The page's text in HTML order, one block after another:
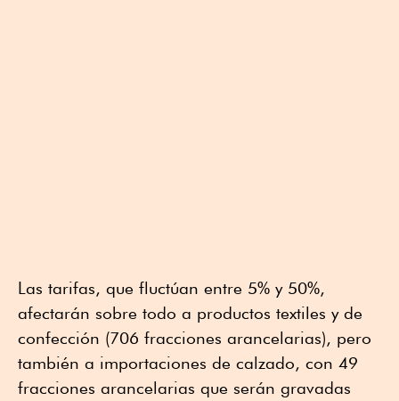
Las tarifas, que fluctúan entre 5% y 50%,
afectarán sobre todo a productos textiles y de
confección (706 fracciones arancelarias), pero
también a importaciones de calzado, con 49
fracciones arancelarias que serán gravadas